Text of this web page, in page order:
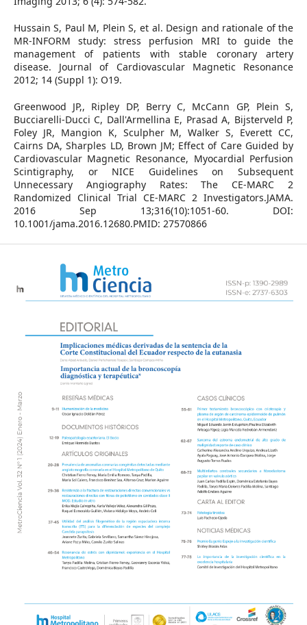
Hussain S, Paul M, Plein S, et al. Design and rationale of the
MR-INFORM study: stress perfusion MRI to guide the
management of patients with stable coronary artery
disease. Journal of Cardiovascular Magnetic Resonance
2012; 14 (Suppl 1): O19.
Greenwood JP,, Ripley DP, Berry C, McCann GP, Plein S,
Bucciarelli-Ducci C, Dall'Armellina E, Prasad A, Bijsterveld P,
Foley JR, Mangion K, Sculpher M, Walker S, Everett CC,
Cairns DA, Sharples LD, Brown JM; Effect of Care Guided by
Cardiovascular Magnetic Resonance, Myocardial Perfusion
Scintigraphy, or NICE Guidelines on Subsequent
Unnecessary Angiography Rates: The CE-MARC 2
Randomized Clinical Trial CE-MARC 2 Investigators.JAMA.
2016 Sep 13;316(10):1051-60. DOI:
10.1001/jama.2016.12680.PMID: 27570866